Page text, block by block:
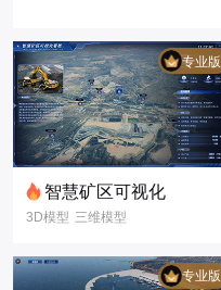
3D可视化
数据大屏
专业版
智慧矿区可视化
3D模型 三维模型
数字孪生
专业版